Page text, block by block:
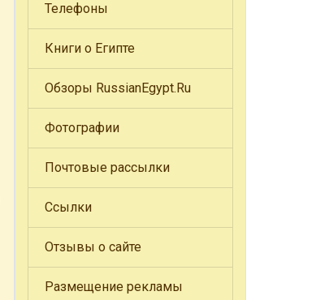
Телефоны
Книги о Египте
Обзоры RussianEgypt.Ru
Фотографии
Почтовые рассылки
Ссылки
Отзывы о сайте
Размещение рекламы